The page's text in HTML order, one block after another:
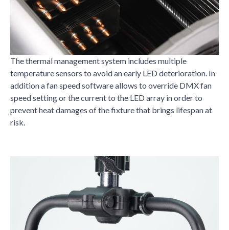
The thermal management system includes multiple
temperature sensors to avoid an early LED deterioration. In
addition a fan speed software allows to override DMX fan
speed setting or the current to the LED array in order to
prevent heat damages of the fixture that brings lifespan at
risk.